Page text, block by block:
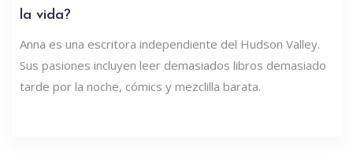
la vida?
Anna es una escritora independiente del Hudson Valley.
Sus pasiones incluyen leer demasiados libros demasiado
tarde por la noche, cómics y mezclilla barata.